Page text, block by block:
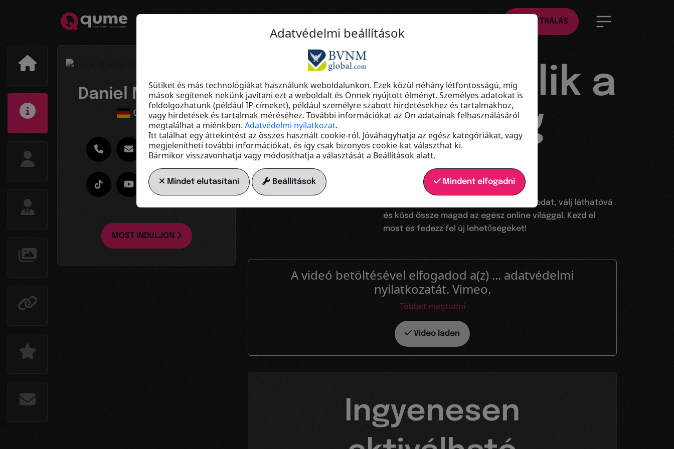
REGISZTRÁLÁS
Daniel Mainhardt
Germany
MOST INDULJON
Az ugródeszkád a digitális világba
Láthatóvá válik a
hatótávolság
növelése
Hozd létre a saját Qume Memberboardodat, válj láthatóvá
és kösd össze magad az egész online világgal. Kezd el
most és fedezz fel új lehetőségeket!
A videó betöltésével elfogadod a(z) ... adatvédelmi
nyilatkozatát. Vimeo.
Többet megtudni
Video laden
Ingyenesen
Adatvédelmi beállítások
Sütiket és más technológiákat használunk weboldalunkon. Ezek közül néhány létfontosságú, míg
mások segítenek nekünk javítani ezt a weboldalt és Önnek nyújtott élményt. Személyes adatokat is
feldolgozhatunk (például IP-címeket), például személyre szabott hirdetésekhez és tartalmakhoz,
vagy hirdetések és tartalmak méréséhez. További információkat az Ön adatainak felhasználásáról
megtalálhat a miénkben. Adatvédelmi nyilatkozat.
Itt találhat egy áttekintést az összes használt cookie-ról. Jóváhagyhatja az egész kategóriákat, vagy
megjelenítheti további információkat, és így csak bizonyos cookie-kat választhat ki.
Bármikor visszavonhatja vagy módosíthatja a választását a Beállítások alatt.
Mindet elutasítani Beállítások Mindent elfogadni